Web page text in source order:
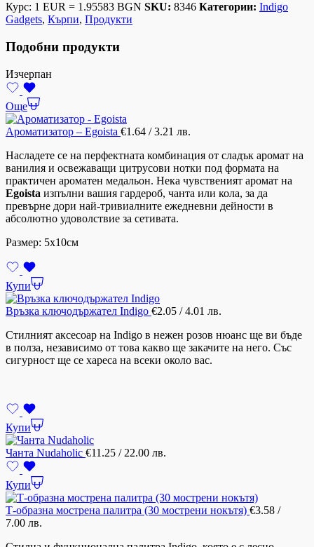
Курс: 1 EUR = 1.95583 BGN SKU: 8346 Категории: Indigo
Gadgets, Кърпи, Продукти
Подобни продукти
Изчерпан
Още
Ароматизатор – Egoista €1.64 / 3.21 лв.
Насладете се на перфектната комбинация от сладък аромат на
ванилия и освежаващи цитрусови нотки под формата на
практичен ароматен медальон. Нека чувственият аромат на
Egoista изпълни вашия гардероб, чанта или кола, за да
превърне дори най-тривиалните ежедневни дейности в
абсолютно удоволствие за сетивата.
Размер: 5х10см
Купи
Връзка ключодържател Indigo €2.05 / 4.01 лв.
Стилният аксесоар на Indigo в нежен розов нюанс ще ви бъде
в полза, независимо от това какво ще закачите на него. Със
сигурност ще се хареса на всеки около вас.
Купи
Чанта Nudaholic €11.25 / 22.00 лв.
Купи
Т-образна мострена палитра (30 мострени нокътя) €3.58 /
7.00 лв.